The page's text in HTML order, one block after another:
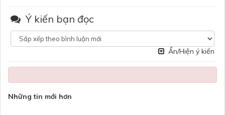
Ý kiến bạn đọc
Ẩn/Hiện ý kiến
Những tin mới hơn